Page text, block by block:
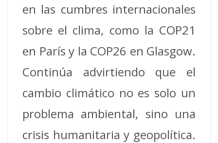
en las cumbres internacionales
sobre el clima, como la COP21
en París y la COP26 en Glasgow.
Continúa advirtiendo que el
cambio climático no es solo un
problema ambiental, sino una
crisis humanitaria y geopolítica.